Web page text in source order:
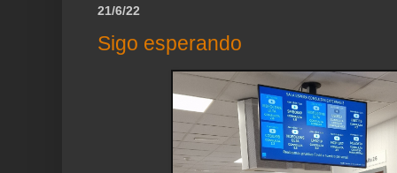
21/6/22
Sigo esperando